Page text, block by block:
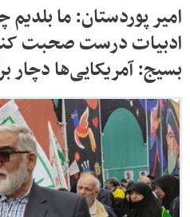
امیر پوردستان: ما بلدیم
ادبیات درست صحبت
بسیج: آمریکایی‌ها دچار